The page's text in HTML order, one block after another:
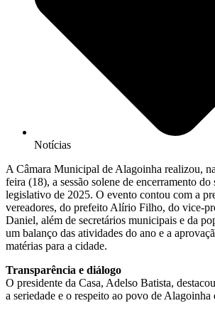
Notícias
A Câmara Municipal de Alagoinha realizou,
feira (18), a sessão solene de encerramento
legislativo de 2025. O evento contou com a
vereadores, do prefeito Alírio Filho, do vice-
Daniel, além de secretários municipais e da
um balanço das atividades do ano e a
matérias para a cidade.
Transparência e diálogo
O presidente da Casa, Adelso Batista,
a seriedade e o respeito ao povo de Alagoinha